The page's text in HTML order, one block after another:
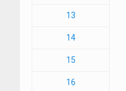
13
14
15
16